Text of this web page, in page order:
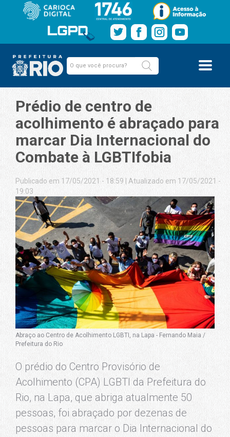
Prédio de centro de
acolhimento é abraçado para
marcar Dia Internacional do
Combate à LGBTIfobia
Publicado em 17/05/2021 - 18:59
Atualizado em 17/05/2021 -
19:03
Abraço ao Centro de Acolhimento LGBTI, na Lapa - Fernando Maia /
Prefeitura do Rio
O prédio do Centro Provisório de
Acolhimento (CPA) LGBTI da Prefeitura do
Rio, na Lapa, que abriga atualmente 50
pessoas, foi abraçado por dezenas de
pessoas para marcar o Dia Internacional do